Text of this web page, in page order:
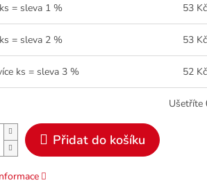
= sleva 1 % 53 Kč
= sleva 2 % 53 Kč
ks = sleva 3 % 52 Kč
Ušetříte
Přidat do košíku